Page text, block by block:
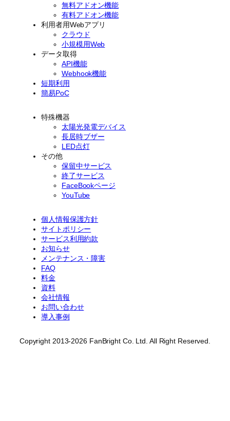
無料アドオン機能
有料アドオン機能
利用者用Webアプリ
クラウド
小規模用Web
データ取得
API機能
Webhook機能
短期利用
簡易PoC
特殊機器
太陽光発電デバイス
長居時ブザー
LED点灯
その他
保留中サービス
終了サービス
FaceBookページ
YouTube
個人情報保護方針
サイトポリシー
サービス利用約款
お知らせ
メンテナンス・障害
FAQ
料金
資料
会社情報
お問い合わせ
導入事例
Copyright 2013-2026 FanBright Co. Ltd. All Right Reserved.